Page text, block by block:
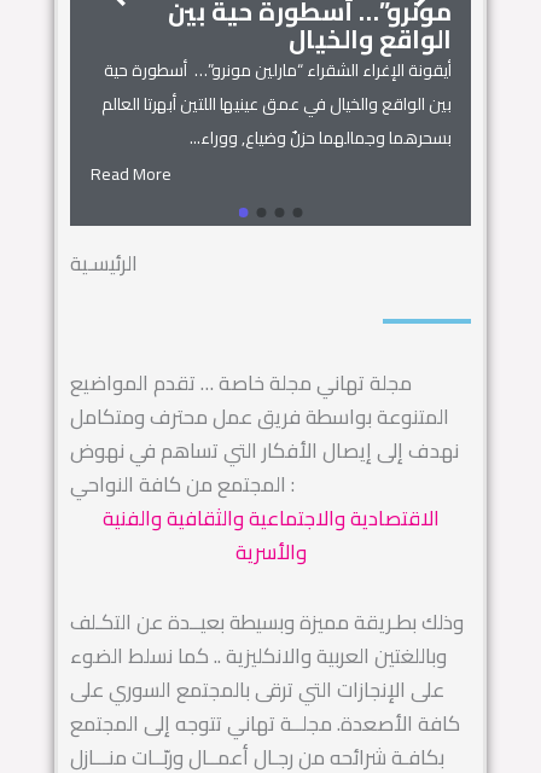
مونرو”… أسطورة حية بين
الواقع والخيال
أيقونة الإغراء الشقراء “مارلين مونرو”… أسطورة حية
بين الواقع والخيال في عمق عينيها اللتين أبهرتا العالم
بسحرهما وجمالهما حزنٌ وضياع, ووراء...
Read More
الرئيسـية
مجلة تهاني مجلة خاصة … تقدم المواضيع
المتنوعة بواسطة فريق عمل محترف ومتكامل
نهدف إلى إيصال الأفكار التي تساهم في نهوض
المجتمع من كافة النواحي :
الاقتصادية والاجتماعية والثقافية والفنية
والأسرية
وذلك بطـريقة مميزة وبسيطة بعيــدة عن التكـلف
وباللغتين العربية والانكليزية .. كما نسلط الضوء
على الإنجازات التي ترقى بالمجتمع السوري على
كافة الأصعدة. مجلــة تهاني تتوجه إلى المجتمع
بكافـة شرائحه من رجـال أعمــال وربّــات منـــازل